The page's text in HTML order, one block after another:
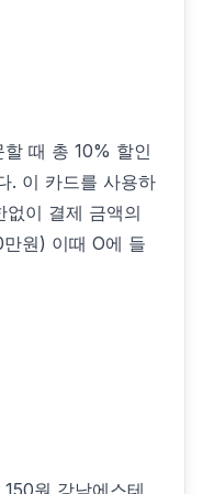
때 총 10% 할인
. 이 카드를 사용하
없이 결제 금액의
원) 이때 O에 들
원 강남에스테